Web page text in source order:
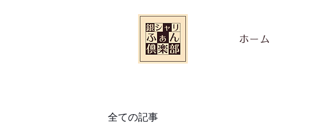
ホーム
全ての記事